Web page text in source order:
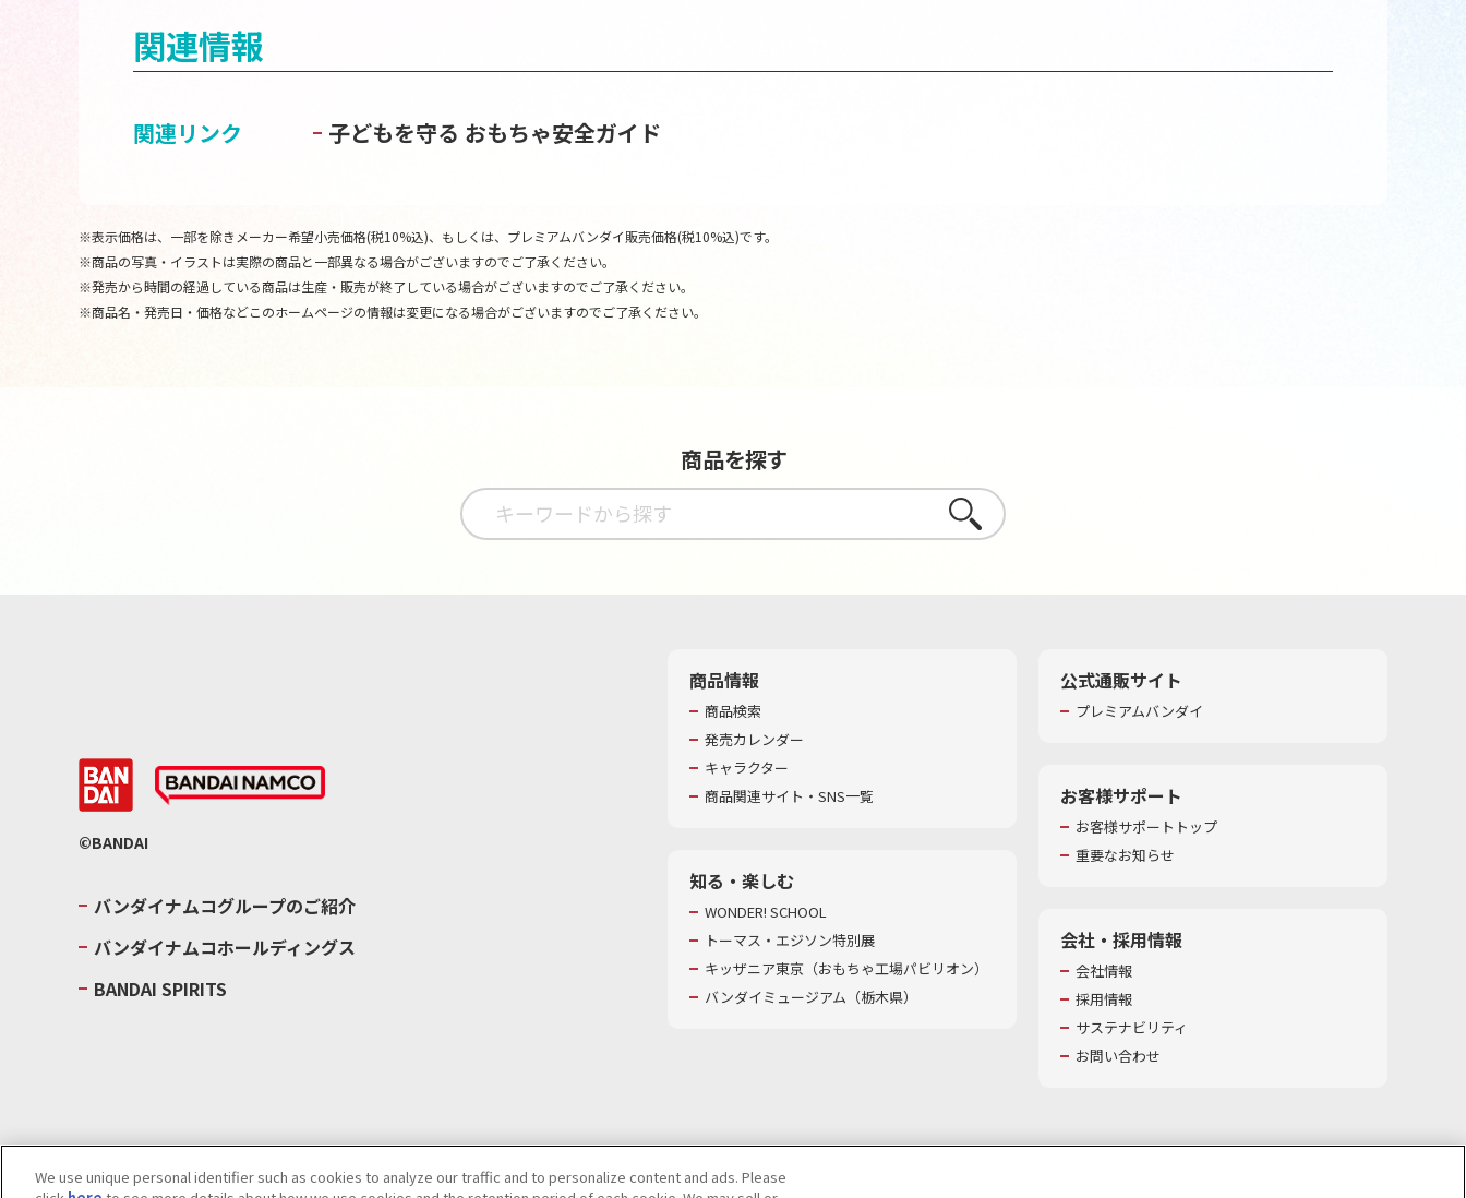
関連情報
関連リンク 子どもを守る おもちゃ安全ガイド
※表示価格は、一部を除きメーカー希望小売価格(税10%込)、もしくは、プレミアムバンダイ販売価格(税10%込)です。
※商品の写真・イラストは実際の商品と一部異なる場合がございますのでご了承ください。
※発売から時間の経過している商品は生産・販売が終了している場合がございますのでご了承ください。
※商品名・発売日・価格などこのホームページの情報は変更になる場合がございますのでご了承ください。
商品を探す
さがす
©BANDAI
バンダイナムコグループのご紹介
バンダイナムコホールディングス
BANDAI SPIRITS
商品情報
商品検索
発売カレンダー
キャラクター
商品関連サイト・SNS一覧
知る・楽しむ
WONDER! SCHOOL
トーマス・エジソン特別展
キッザニア東京（おもちゃ工場パビリオン）​
バンダイミュージアム（栃木県）
公式通販サイト
プレミアムバンダイ
お客様サポート
お客様サポートトップ
重要なお知らせ
会社・採用情報
会社情報
採用情報
サステナビリティ
お問い合わせ
We use unique personal identifier such as cookies to analyze our traffic and to personalize content and ads. Please